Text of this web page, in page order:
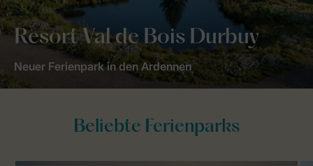
Resort Val de Bois Durbuy
Neuer Ferienpark in den Ardennen